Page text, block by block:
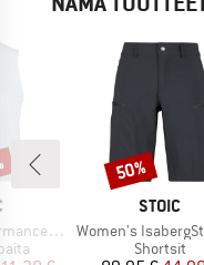
Tank
MERKKI
STOIC
Tuote
Women's IsabergSt.
Tuoteryhmä
Shortsit
Alennus
50%